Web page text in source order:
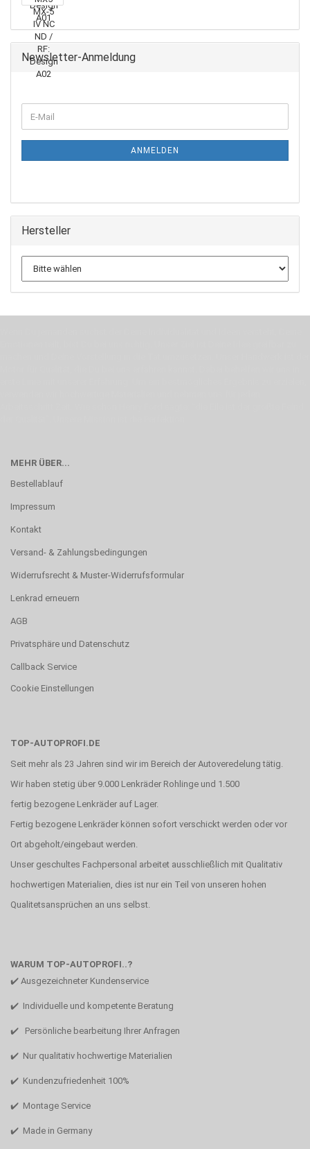
Newsletter-Anmeldung
ZUR
E-
Mail
ANMELDEN
Hersteller
MEHR ÜBER...
Bestellablauf
Impressum
Kontakt
Versand- & Zahlungsbedingungen
Widerrufsrecht & Muster-Widerrufsformular
Lenkrad erneuern
AGB
Privatsphäre und Datenschutz
Callback Service
Cookie Einstellungen
TOP-AUTOPROFI.DE
Seit mehr als 23 Jahren sind wir im Bereich der Autoveredelung tätig.
Wir haben stetig über 9.000 Lenkräder Rohlinge und 1.500
fertig bezogene Lenkräder auf Lager.
Fertig bezogene Lenkräder können sofort verschickt werden oder vor
Ort abgeholt/eingebaut werden.
Unser geschultes Fachpersonal arbeitet ausschließlich mit Qualitativ
hochwertigen Materialien, dies ist nur ein Teil von unseren hohen
Qualitetsansprüchen an uns selbst.
WARUM TOP-AUTOPROFI..?
✔️ Ausgezeichneter Kundenservice
✔️ Individuelle und kompetente Beratung
✔️ Persönliche bearbeitung Ihrer Anfragen
✔️ Nur qualitativ hochwertige Materialien
✔️ Kundenzufriedenheit 100%
✔️ Montage Service
✔️ Made in Germany